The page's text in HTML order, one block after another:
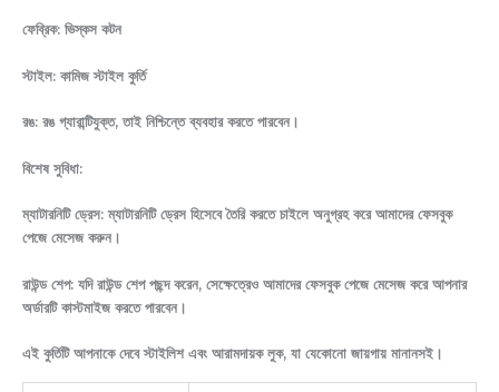
ফেব্রিক: ভিস্কস কটন
স্টাইল: কামিজ স্টাইল কুর্তি
রঙ: রঙ গ্যারান্টিযুক্ত, তাই নিশ্চিন্তে ব্যবহার করতে পারবেন।
বিশেষ সুবিধা:
ম্যাটারনিটি ড্রেস: ম্যাটারনিটি ড্রেস হিসেবে তৈরি করতে চাইলে অনুগ্রহ করে আমাদের ফেসবুক
পেজে মেসেজ করুন।
রাউন্ড শেপ: যদি রাউন্ড শেপ পছন্দ করেন, সেক্ষেত্রেও আমাদের ফেসবুক পেজে মেসেজ করে আপনার
অর্ডারটি কাস্টমাইজ করতে পারবেন।
এই কুর্তিটি আপনাকে দেবে স্টাইলিশ এবং আরামদায়ক লুক, যা যেকোনো জায়গায় মানানসই।